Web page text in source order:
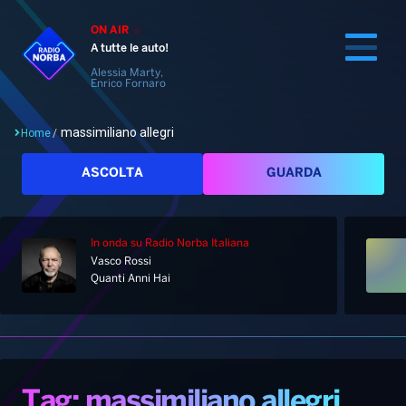
ON AIR
A tutte le auto!
Alessia Marty,
Enrico Fornaro
Home
Palinsesto
Notizie
Home/ massimiliano allegri
ASCOLTA GUARDA
In onda su Radio Norba Italiana
Vasco Rossi
Quanti Anni Hai